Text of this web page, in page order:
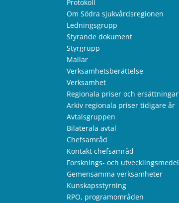
Protokoll
Om Södra sjukvårdsregionen
Ledningsgrupp
Styrande dokument
Styrgrupp
Mallar
Verksamhetsberättelse
Verksamhet
Regionala priser och ersättningar
Arkiv regionala priser tidigare år
Avtalsgruppen
Bilaterala avtal
Chefsamråd
Kontakt chefsamråd
Forsknings- och utvecklingsmedel
Gemensamma verksamheter
Kunskapsstyrning
RPO, programområden